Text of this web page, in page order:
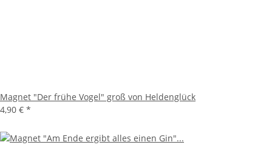
Magnet "Der frühe Vogel" groß von Heldenglück
4,90 € *